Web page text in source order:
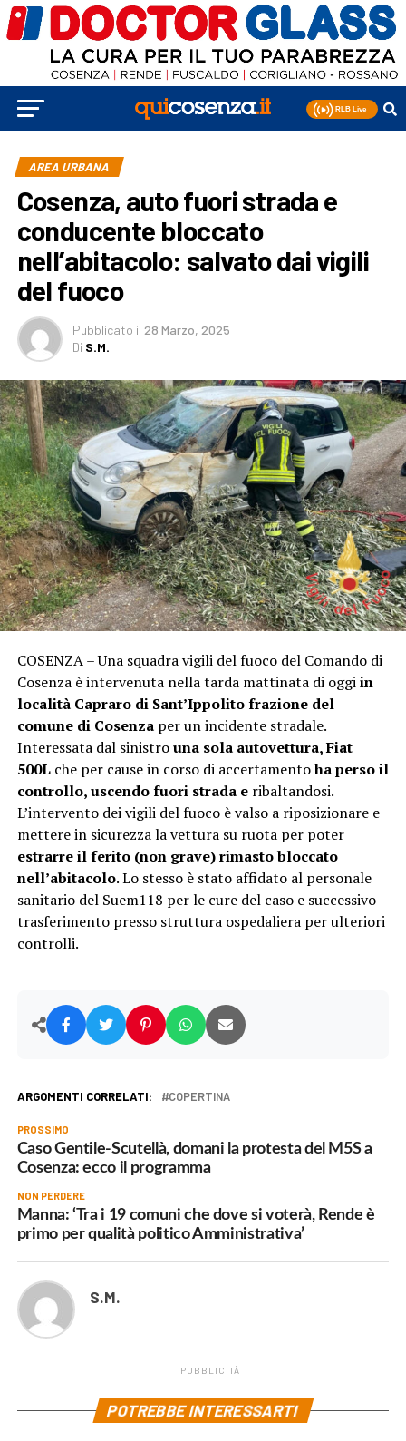
AREA URBANA
Cosenza, auto fuori strada e
conducente bloccato
nell’abitacolo: salvato dai vigili
del fuoco
Pubblicato il 28 Marzo, 2025
Di S.M.
COSENZA – Una squadra vigili del fuoco del Comando di
Cosenza è intervenuta nella tarda mattinata di oggiin
località Capraro di Sant’Ippolito frazione del
comune di Cosenzaper un incidente stradale.
Interessata dal sinistrouna sola autovettura, Fiat
500Lche per cause in corso di accertamentoha perso il
controllo, uscendo fuori strada eribaltandosi.
L’intervento dei vigili del fuoco è valso a riposizionare e
mettere in sicurezza la vettura su ruota per poter
estrarre il ferito (non grave) rimasto bloccato
nell’abitacolo. Lo stesso è stato affidato al personale
sanitario del Suem118 per le cure del caso e successivo
trasferimento presso struttura ospedaliera per ulteriori
controlli.
ARGOMENTI CORRELATI: COPERTINA
PROSSIMO
Caso Gentile-Scutellà, domani la protesta del M5S a
Cosenza: ecco il programma
NON PERDERE
Manna: ‘Tra i 19 comuni che dove si voterà, Rende è
primo per qualità politico Amministrativa’
S.M.
PUBBLICITÀ
POTREBBE INTERESSARTI